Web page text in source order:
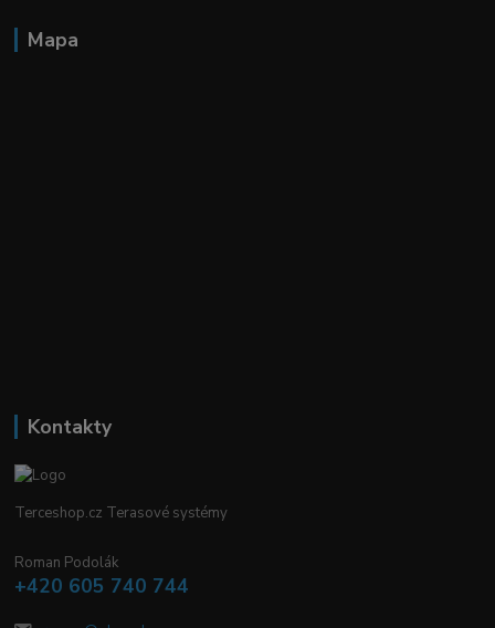
Mapa
Kontakty
Terceshop.cz Terasové systémy
Roman Podolák
+420 605 740 744